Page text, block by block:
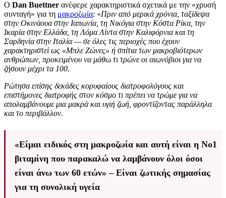
Ο Dan Buettner ανέφερε χαρακτηριστικά σχετικά με την «χρυσή
συνταγή» για τη μακροζωία: «Πριν από μερικά χρόνια, ταξίδεψα
στην Οκινάουα στην Ιαπωνία, τη Νικόγια στην Κόστα Ρίκα, την
Ικαρία στην Ελλάδα, τη Λόμα Λίντα στην Καλιφόρνια και τη
Σαρδηνία στην Ιταλία — σε όλες τις περιοχές που έχουν
χαρακτηριστεί ως «Μπλε Ζώνες» ή σπίτια των μακροβιότερων
ανθρώπων, προκειμένου να μάθω τι τρώνε οι αιωνόβιοι για να
ζήσουν μέχρι τα 100.
Ρώτησα επίσης δεκάδες κορυφαίους διατροφολόγους και
επιστήμονες διατροφής στον κόσμο τι πρέπει να τρώμε για να
απολαμβάνουμε μια μακρά και υγιή ζωή, φροντίζοντας παράλληλα
και το περιβάλλον.
«Είμαι ειδικός στη μακροζωία και αυτή είναι η Νο1
βιταμίνη που παρακαλώ να λαμβάνουν όλοι όσοι
είναι άνω των 60 ετών» – Είναι ζωτικής σημασίας
για τη συνολική υγεία